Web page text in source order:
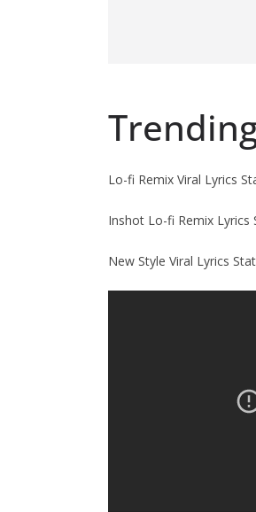
Lo-fi Remix Viral Lyrics
Inshot Lo-fi Remix Lyrics
New Style Viral Lyrics